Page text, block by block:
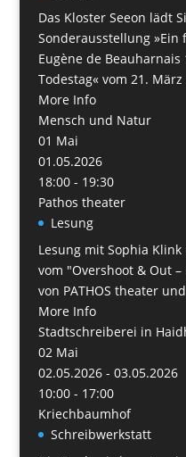
Das Kloster Seeon lädt
Sonderausstellung »Ein
Eugène de Beauharnais
Todestag« vom 21.
More Info
Mensch und Natur
01 Mai
01.05.2026
18:00 - 19:30
Pathos theater
Lesung
Lesung mit Sophia
vom "Overshoot & Out
von PATHOS theater
More Info
Stadtschreiberei in
02 Mai
02.05.2026 - 03.05.2026
10:00 - 17:00
Kriechbaumhof
Schreibwerkstatt